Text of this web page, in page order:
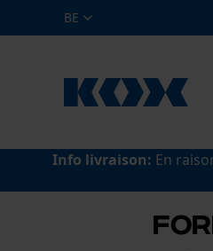
BE
Info livraison: En